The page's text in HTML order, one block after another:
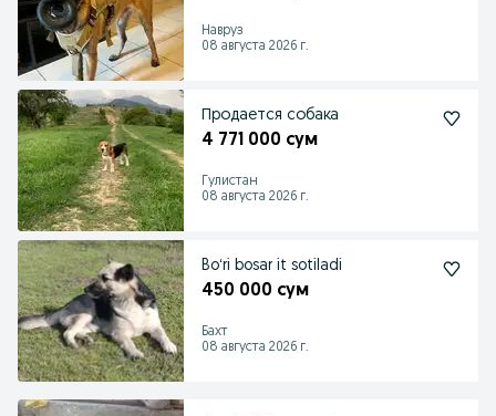
Навруз
08 августа 2026 г.
Продается собака
4 771 000 сум
Гулистан
08 августа 2026 г.
Boʻri bosar it sotiladi
450 000 сум
Бахт
08 августа 2026 г.